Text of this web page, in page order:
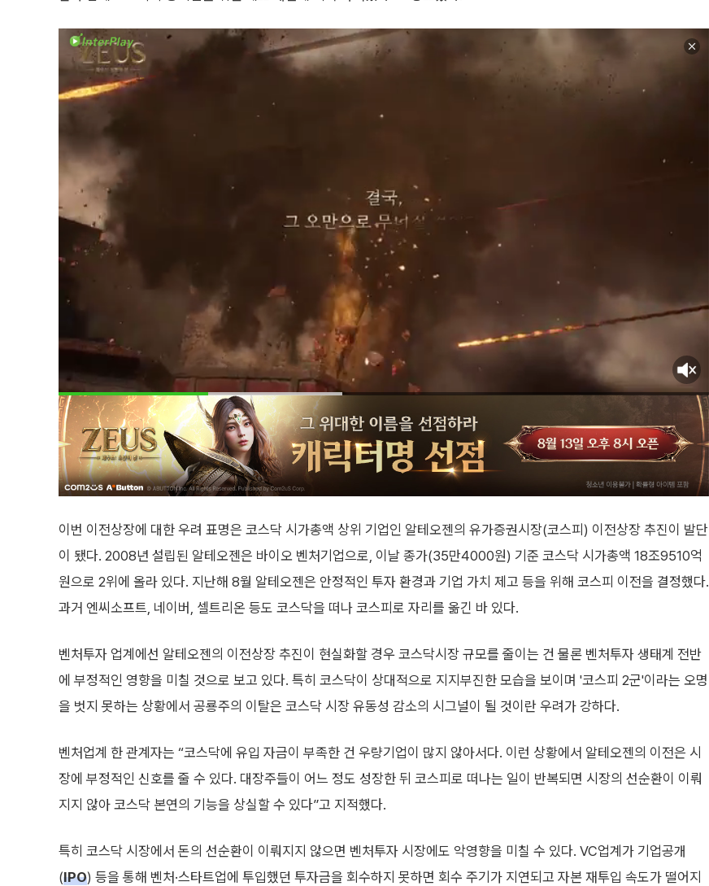
이번 이전상장에 대한 우려 표명은 코스닥 시가총액 상위 기업인 알테오젠의 유가증권시장(코스피) 이전상장 추진이 발단
이 됐다. 2008년 설립된 알테오젠은 바이오 벤처기업으로, 이날 종가(35만4000원) 기준 코스닥 시가총액 18조9510억
원으로 2위에 올라 있다. 지난해 8월 알테오젠은 안정적인 투자 환경과 기업 가치 제고 등을 위해 코스피 이전을 결정했다.
과거 엔씨소프트, 네이버, 셀트리온 등도 코스닥을 떠나 코스피로 자리를 옮긴 바 있다.
벤처투자 업계에선 알테오젠의 이전상장 추진이 현실화할 경우 코스닥시장 규모를 줄이는 건 물론 벤처투자 생태계 전반
에 부정적인 영향을 미칠 것으로 보고 있다. 특히 코스닥이 상대적으로 지지부진한 모습을 보이며 '코스피 2군'이라는 오명
을 벗지 못하는 상황에서 공룡주의 이탈은 코스닥 시장 유동성 감소의 시그널이 될 것이란 우려가 강하다.
벤처업계 한 관계자는 “코스닥에 유입 자금이 부족한 건 우량기업이 많지 않아서다. 이런 상황에서 알테오젠의 이전은 시
장에 부정적인 신호를 줄 수 있다. 대장주들이 어느 정도 성장한 뒤 코스피로 떠나는 일이 반복되면 시장의 선순환이 이뤄
지지 않아 코스닥 본연의 기능을 상실할 수 있다”고 지적했다.
특히 코스닥 시장에서 돈의 선순환이 이뤄지지 않으면 벤처투자 시장에도 악영향을 미칠 수 있다. VC업계가 기업공개
(IPO) 등을 통해 벤처·스타트업에 투입했던 투자금을 회수하지 못하면 회수 주기가 지연되고 자본 재투입 속도가 떨어지